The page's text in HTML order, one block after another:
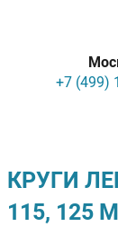
+7 (499)
КРУГИ
115, 125